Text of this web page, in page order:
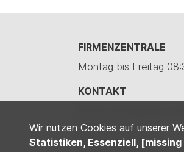
FIRMENZENTRALE
Montag bis Freitag
KONTAKT
Daimlerstraße 71
74545 Michelfeld
Wir nutzen Cookies auf unserer
Statistiken, Essenziell,